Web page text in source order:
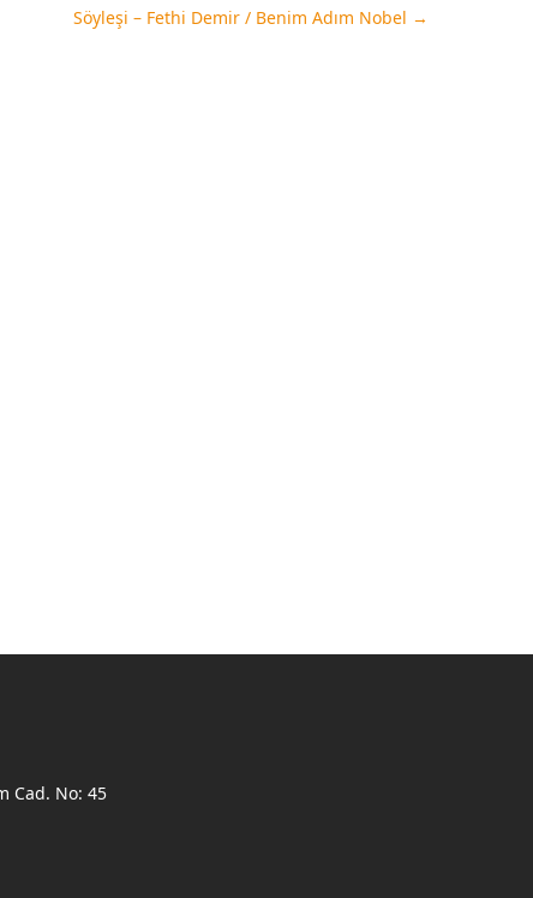
Söyleşi – Fethi Demir / Benim Adım Nobel →
Cad. No: 45